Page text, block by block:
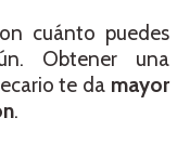
cuánto puedes
Obtener una
te da mayor
.